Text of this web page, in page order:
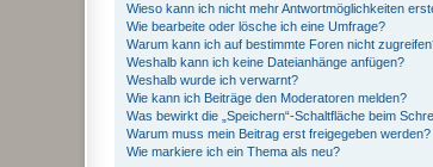
Wieso kann ich nicht mehr Antwortmöglichkeiten
Wie bearbeite oder lösche ich eine Umfrage?
Warum kann ich auf bestimmte Foren nicht
Weshalb kann ich keine Dateianhänge anfügen?
Weshalb wurde ich verwarnt?
Wie kann ich Beiträge den Moderatoren melden?
Was bewirkt die „Speichern“-Schaltfläche beim
Warum muss mein Beitrag erst freigegeben werden?
Wie markiere ich ein Thema als neu?